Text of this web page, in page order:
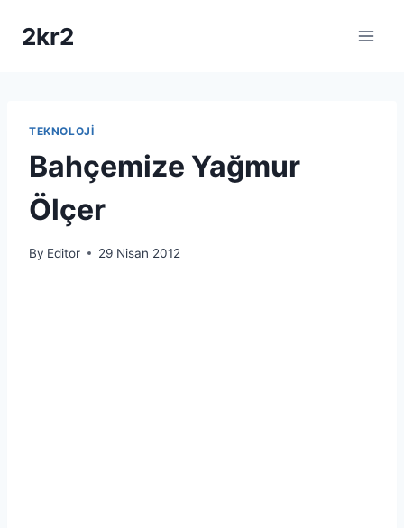
2kr2
TEKNOLOJI
Bahçemize Yağmur
Ölçer
By Editor 29 Nisan 2012